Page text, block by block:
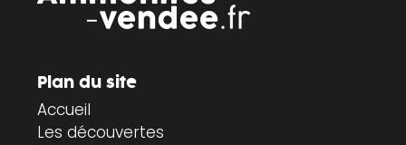
Plan du site
Accueil
Les découvertes